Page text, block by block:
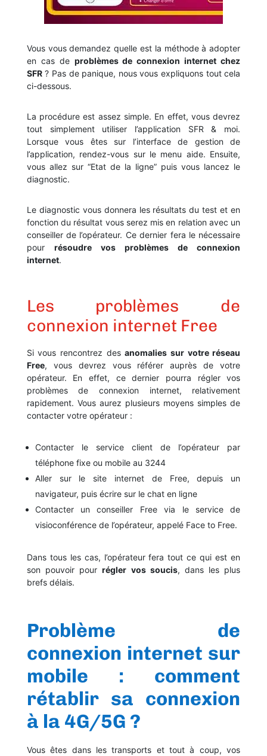
Vous vous demandez quelle est la méthode à adopter
en cas de problèmes de connexion internet chez
SFR? Pas de panique, nous vous expliquons tout cela
ci-dessous.
La procédure est assez simple. En effet, vous devrez
tout simplement utiliser l’application SFR & moi.
Lorsque vous êtes sur l’interface de gestion de
l’application, rendez-vous sur le menu aide. Ensuite,
vous allez sur “Etat de la ligne” puis vous lancez le
diagnostic.
Le diagnostic vous donnera les résultats du test et en
fonction du résultat vous serez mis en relation avec un
conseiller de l’opérateur. Ce dernier fera le nécessaire
pour résoudre vos problèmes de connexion
internet.
Les problèmes de
connexion internet Free
Si vous rencontrez desanomalies sur votre réseau
Free, vous devrez vous référer auprès de votre
opérateur. En effet, ce dernier pourra régler vos
problèmes de connexion internet, relativement
rapidement. Vous aurez plusieurs moyens simples de
contacter votre opérateur :
Contacter le service client de l’opérateur par
téléphone fixe ou mobile au 3244
Aller sur le site internet de Free, depuis un
navigateur, puis écrire sur le chat en ligne
Contacter un conseiller Free via le service de
visioconférence de l’opérateur, appelé Face to Free.
Dans tous les cas, l’opérateur fera tout ce qui est en
son pouvoir pourrégler vos soucis, dans les plus
brefs délais.
Problème de
connexion internet sur
mobile : comment
rétablir sa connexion
à la 4G/5G ?
Vous êtes dans les transports et tout à coup, vos